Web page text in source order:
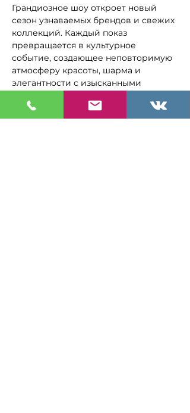
Грандиозное шоу откроет новый
сезон узнаваемых брендов и свежих
коллекций. Каждый показ
превращается в культурное
событие, создающее неповторимую
атмосферу красоты, шарма и
элегантности с изысканными
результат, создаем эффективные
форматы для развития модной